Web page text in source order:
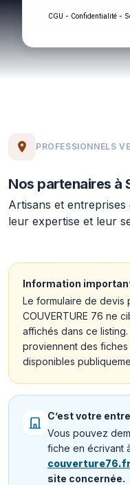
CGU - Confidentialité -
PROFESSIONNELS
Nos partenaires à
Artisans et
leur expertise et leur
Information
Le formulaire de devis
COUVERTURE 76 ne
affichés dans ce
proviennent des
disponibles
C’est votre
Vous pouvez
fiche en écrivant
couverture76.fr
site concernée.